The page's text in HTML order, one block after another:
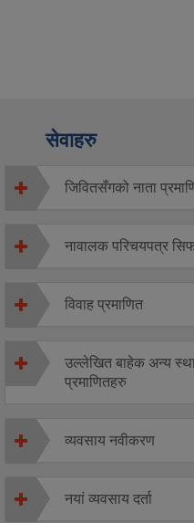
सेवाहरु
जिवितसँगको नाता
नावालक परिचयपत्र
विवाह प्रमाणित
उल्लेखित बाहेक अन्य
प्रमाणितहरु
व्यवसाय नवीकरण
नयां व्यवसाय दर्ता